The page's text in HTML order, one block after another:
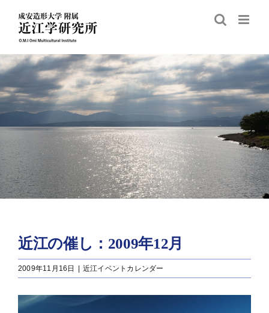
content
近江の催し：2009年12月
2009年11月16日 近江イベントカレンダー